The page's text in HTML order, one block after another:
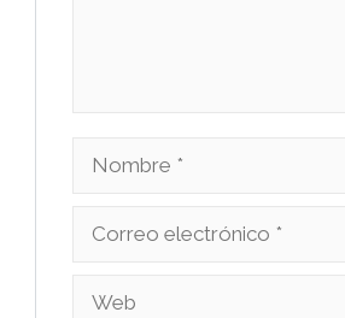
Nombre
Correo
Web